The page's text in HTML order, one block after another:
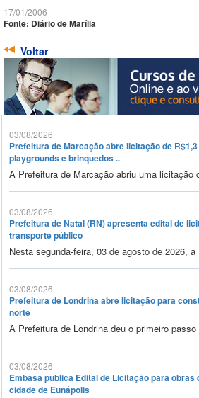
17/01/2006
Fonte: Diário de Marília
Voltar
03/08/2026
Prefeitura de Marcação abre licitação de
playgrounds e brinquedos ..
A Prefeitura de Marcação abriu uma licitação
03/08/2026
Prefeitura de Natal (RN) apresenta edital de
transporte público
Nesta segunda-feira, 03 de agosto de 2026, a
03/08/2026
Prefeitura de Londrina abre licitação para
norte
A Prefeitura de Londrina deu o primeiro passo
03/08/2026
Embasa publica Edital de Licitação para
cidade de Eunápolis